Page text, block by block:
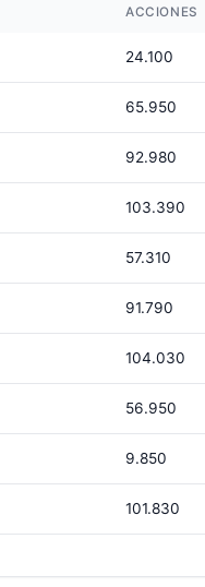
ACCIONES
24.100
65.950
92.980
103.390
57.310
91.790
104.030
56.950
9.850
101.830